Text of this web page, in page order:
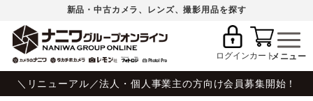
新品・中古カメラ、レンズ、撮影用品を探す
ログインカート
＼リニューアル／法人・個人事業主の方向け会員募集開始！